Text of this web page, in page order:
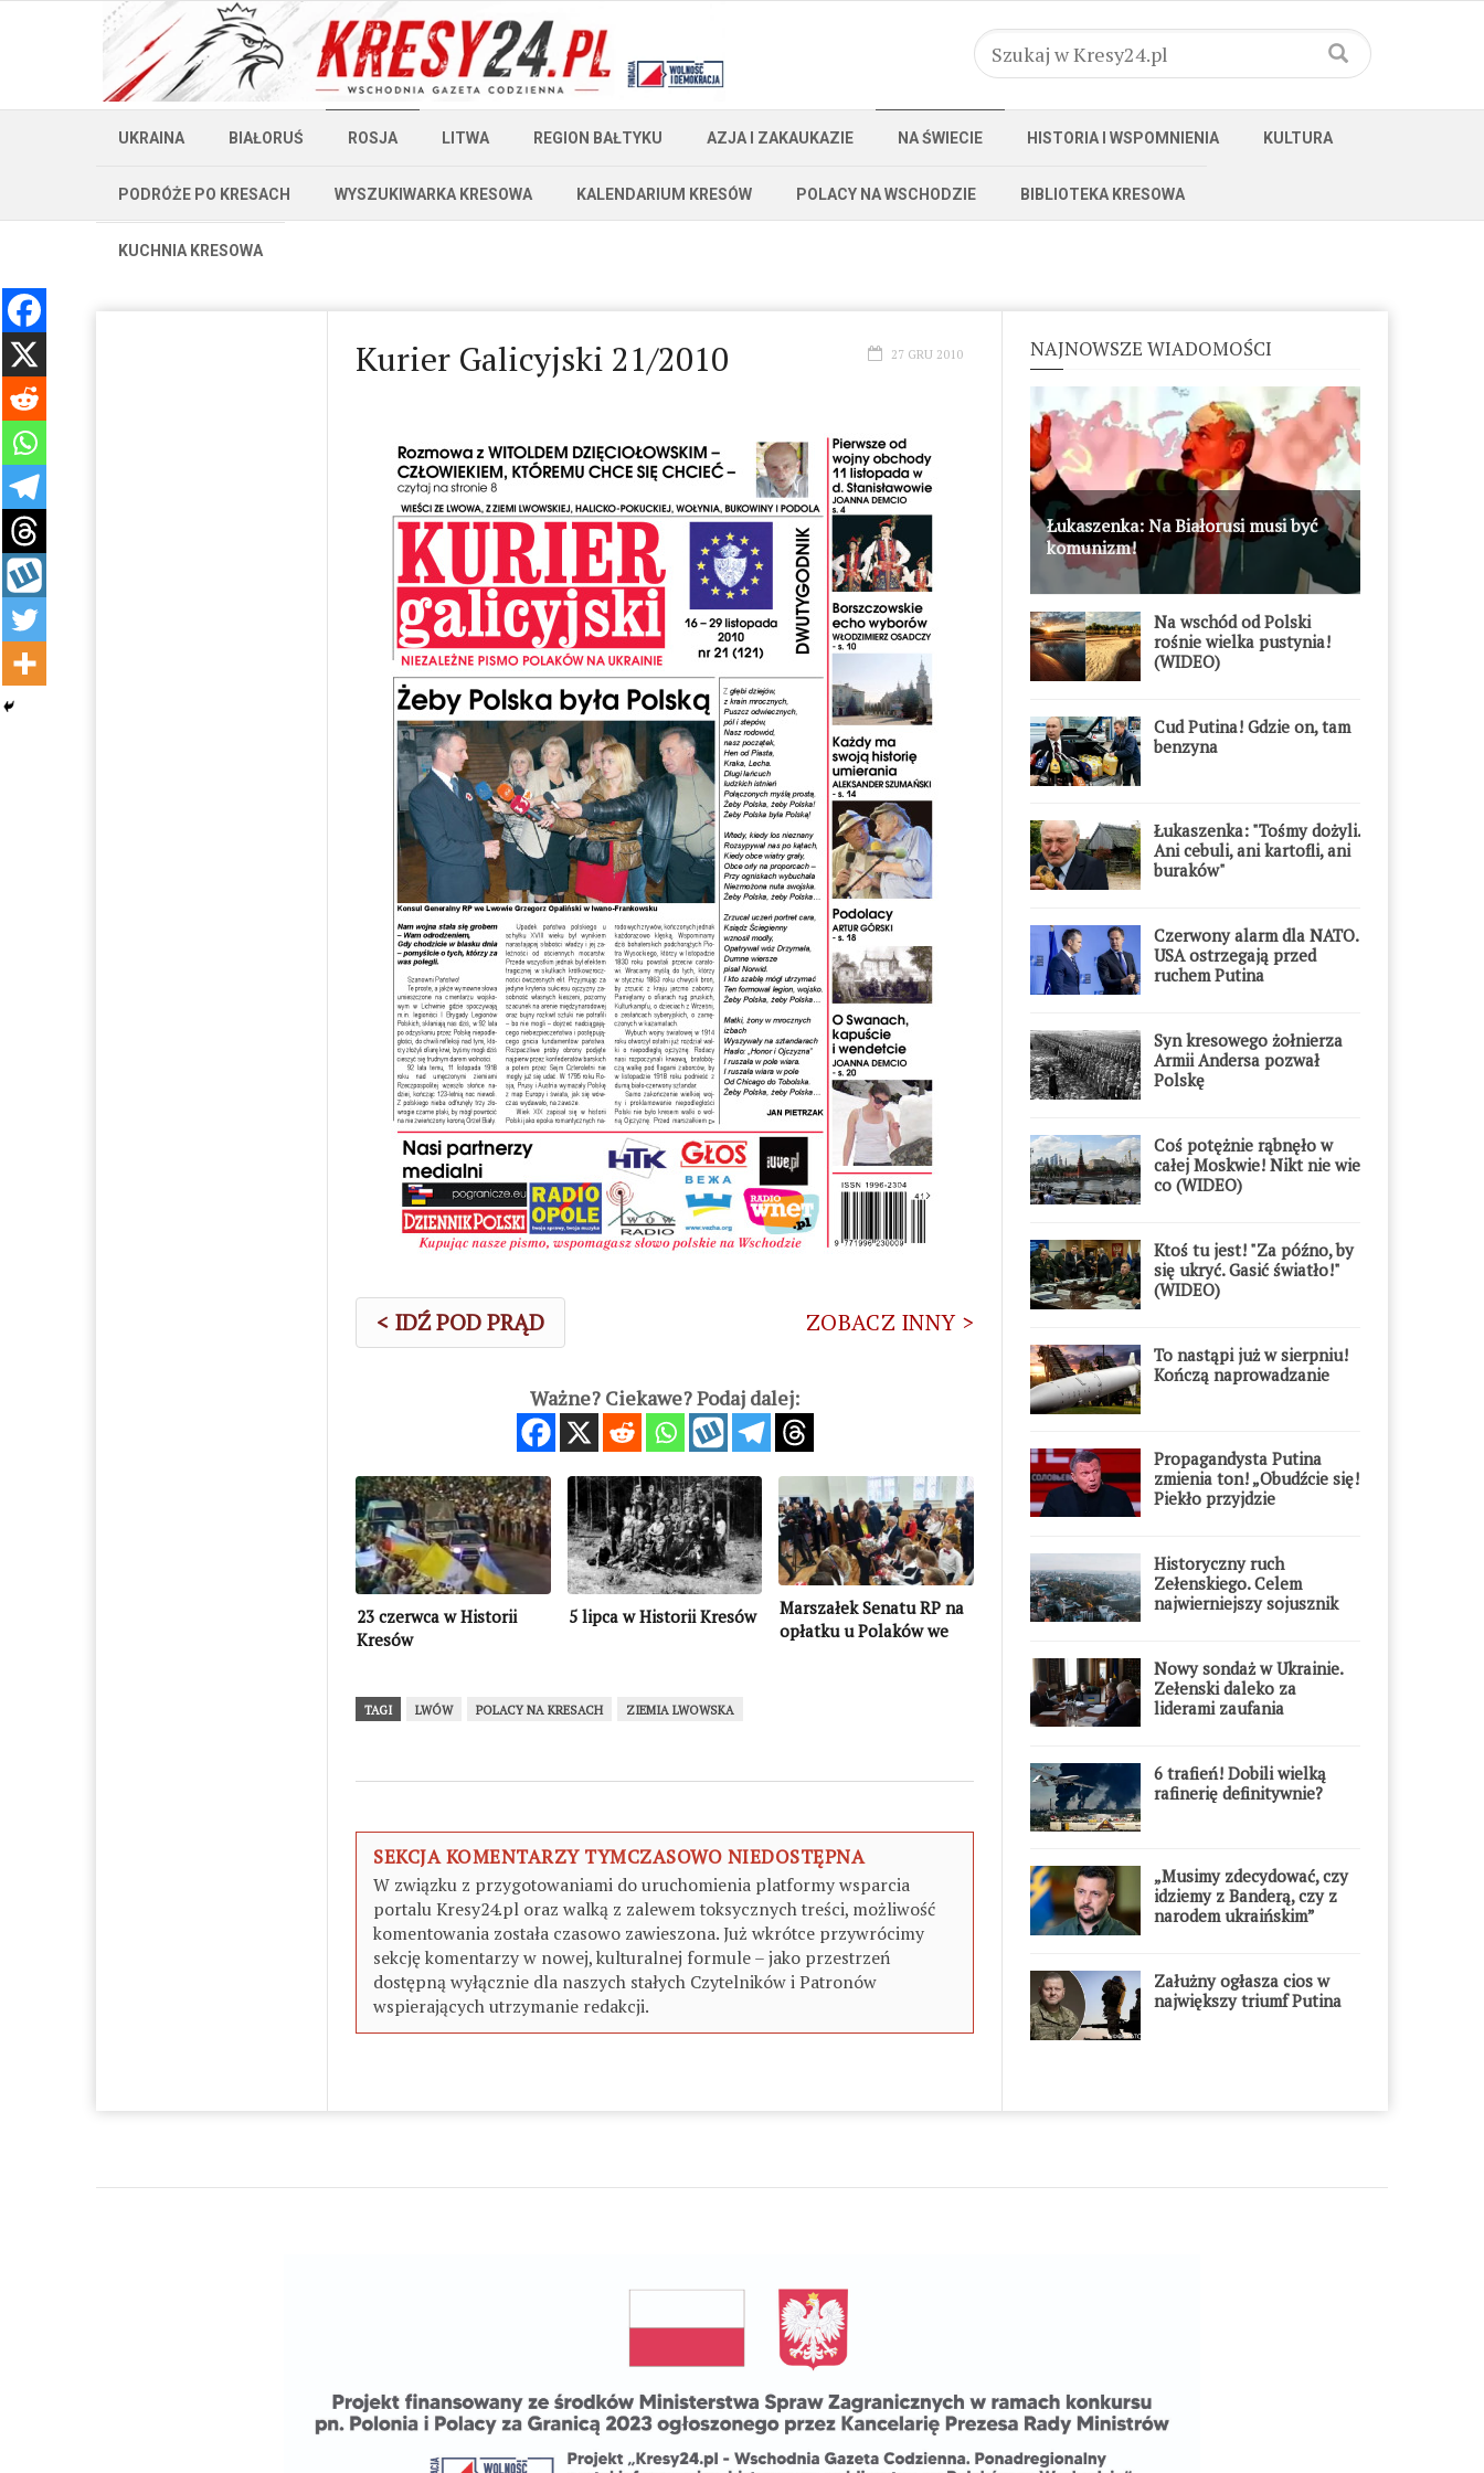
UKRAINA BIAŁORUŚ ROSJA LITWA REGION BAŁTYKU AZJA I ZAKAUKAZIE NA ŚWIECIE HISTORIA I WSPOMNIENIA KULTURA
PODRÓŻE PO KRESACH WYSZUKIWARKA KRESOWA KALENDARIUM KRESÓW POLACY NA WSCHODZIE BIBLIOTEKA KRESOWA
KUCHNIA KRESOWA
Kurier Galicyjski 21/2010 27 GRU 2010
< IDŹ POD PRĄD ZOBACZ INNY >
Ważne? Ciekawe? Podaj dalej:
23 czerwca w Historii
Kresów
5 lipca w Historii Kresów
Marszałek Senatu RP na
opłatku u Polaków we
TAGI LWÓW POLACY NA KRESACH ZIEMIA LWOWSKA
SEKCJA KOMENTARZY TYMCZASOWO NIEDOSTĘPNA
W związku z przygotowaniami do uruchomienia platformy wsparcia
portalu Kresy24.pl oraz walką z zalewem toksycznych treści, możliwość
komentowania została czasowo zawieszona. Już wkrótce przywrócimy
sekcję komentarzy w nowej, kulturalnej formule – jako przestrzeń
dostępną wyłącznie dla naszych stałych Czytelników i Patronów
wspierających utrzymanie redakcji.
NAJNOWSZE WIADOMOŚCI
Łukaszenka: Na Białorusi musi być
komunizm!
Na wschód od Polski
rośnie wielka pustynia!
(WIDEO)
Cud Putina! Gdzie on, tam
benzyna
Łukaszenka: "Tośmy dożyli.
Ani cebuli, ani kartofli, ani
buraków"
Czerwony alarm dla NATO.
USA ostrzegają przed
ruchem Putina
Syn kresowego żołnierza
Armii Andersa pozwał
Polskę
Coś potężnie rąbnęło w
całej Moskwie! Nikt nie wie
co (WIDEO)
Ktoś tu jest! "Za późno, by
się ukryć. Gasić światło!"
(WIDEO)
To nastąpi już w sierpniu!
Kończą naprowadzanie
Propagandysta Putina
zmienia ton! „Obudźcie się!
Piekło przyjdzie
Historyczny ruch
Zełenskiego. Celem
najwierniejszy sojusznik
Nowy sondaż w Ukrainie.
Zełenski daleko za
liderami zaufania
6 trafień! Dobili wielką
rafinerię definitywnie?
„Musimy zdecydować, czy
idziemy z Banderą, czy z
narodem ukraińskim”
Załużny ogłasza cios w
największy triumf Putina